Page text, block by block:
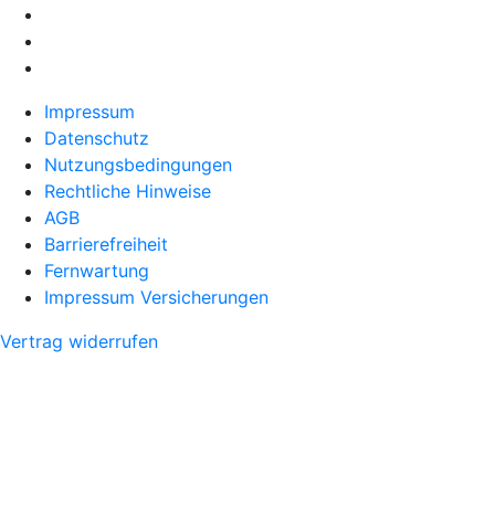
Impressum
Datenschutz
Nutzungsbedingungen
Rechtliche Hinweise
AGB
Barrierefreiheit
Fernwartung
Impressum Versicherungen
Vertrag widerrufen